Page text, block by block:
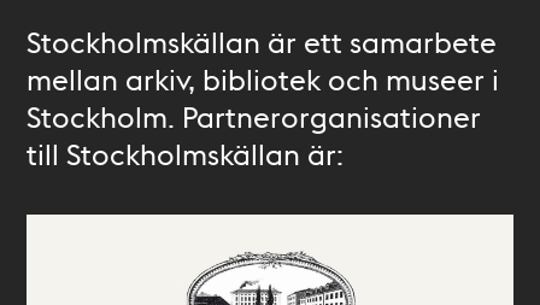
Stockholmskällan är ett samarbete
mellan arkiv, bibliotek och museer i
Stockholm. Partnerorganisationer
till Stockholmskällan är: